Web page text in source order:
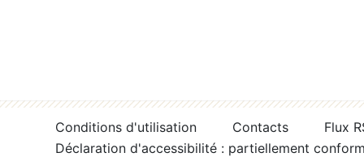
Conditions d'utilisation Contacts
Flux
Déclaration d'accessibilité : partiellement